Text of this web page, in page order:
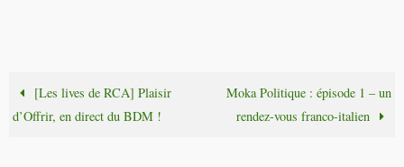
[Les lives de RCA] Plaisir
d’Offrir, en direct du BDM !
Moka Politique : épisode 1 – un
rendez-vous franco-italien